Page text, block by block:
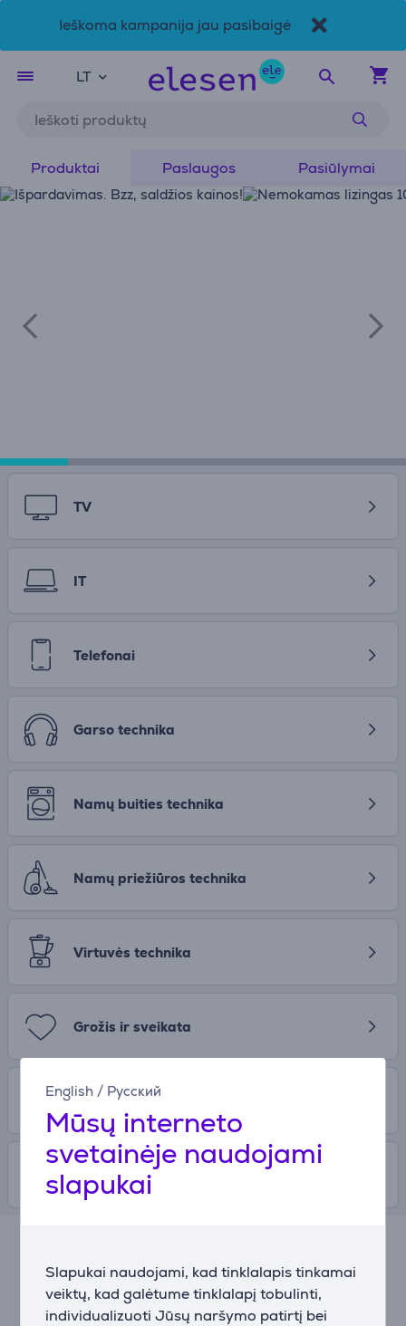
English / Русский
Mūsų interneto
svetainėje naudojami
slapukai
Slapukai naudojami, kad tinklalapis tinkamai
veiktų, kad galėtume tinklalapį tobulinti,
individualizuoti Jūsų naršymo patirtį bei
Ieškoma kampanija jau pasibaigė
Pereiti prie pagrindinio turinio Prieinamumo deklaracija
LT
Produktai Paslaugos Pasiūlymai
TV
IT
Telefonai
Garso technika
Namų buities technika
Namų priežiūros technika
Virtuvės technika
Grožis ir sveikata
Žaidimų konsolės, Žaidimai
Laisvalaikis
Greitas ir patogus mokėjimo būdas